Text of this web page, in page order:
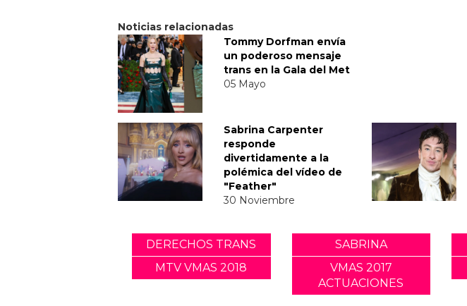
Noticias relacionadas
Tommy Dorfman envía
un poderoso mensaje
trans en la Gala del Met
05 Mayo
Sabrina Carpenter
responde
divertidamente a la
polémica del vídeo de
"Feather"
30 Noviembre
DERECHOS TRANS SABRINA
MTV VMAS 2018
VMAS 2017
ACTUACIONES